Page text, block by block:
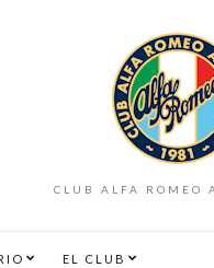
CLUB ALFA ROMEO
EL CLUB